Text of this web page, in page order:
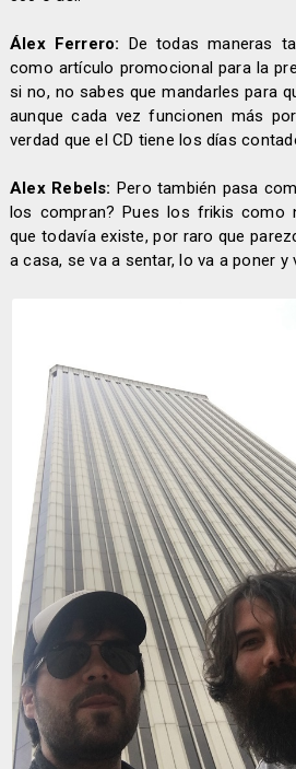
Álex Ferrero: De todas maneras
como artículo promocional para la
si no, no sabes que mandarles para
aunque cada vez funcionen más
verdad que el CD tiene los días
Alex Rebels: Pero también pasa
los compran? Pues los frikis como
que todavía existe, por raro que
a casa, se va a sentar, lo va a poner